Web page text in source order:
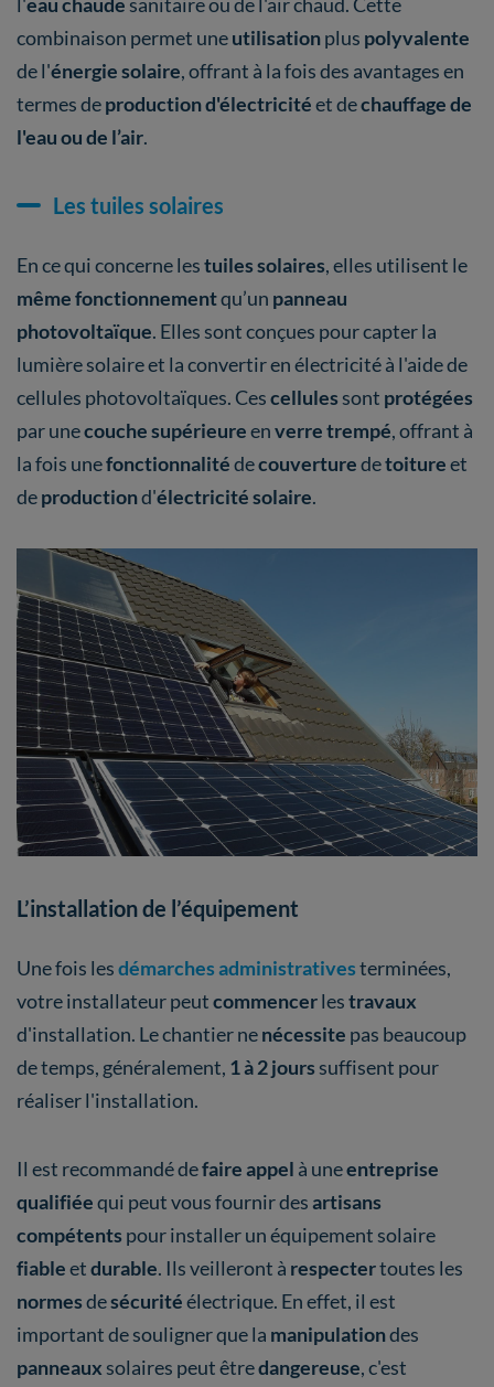
l'eau chaude sanitaire ou de l'air chaud. Cette
combinaison permet uneutilisationplus polyvalente
de l'énergie solaire, offrant à la fois des avantages en
termes deproduction d'électricitéet dechauffage de
l'eau ou de l’air.
Les tuiles solaires
En ce qui concerne lestuiles solaires, elles utilisent le
même fonctionnementqu’un panneau
photovoltaïque. Elles sont conçues pour capter la
lumière solaire et la convertir en électricité à l'aide de
cellules photovoltaïques. Cescellules sont protégées
par unecouche supérieureenverre trempé, offrant à
la fois unefonctionnalitédecouverturedetoitureet
deproductiond'électricité solaire.
L’installation de l’équipement
Une fois lesdémarches administrativesterminées,
votre installateur peutcommencerlestravaux
d'installation. Le chantier nenécessite pas beaucoup
de temps, généralement, 1 à 2 jours suffisent pour
réaliser l'installation.
Il est recommandé defaire appel à uneentreprise
qualifiéequi peut vous fournir desartisans
compétents pour installer un équipement solaire
fiableetdurable. Ils veilleront à respectertoutes les
normesdesécuritéélectrique. En effet, il est
important de souligner que la manipulationdes
panneaux solaires peut êtredangereuse, c'est